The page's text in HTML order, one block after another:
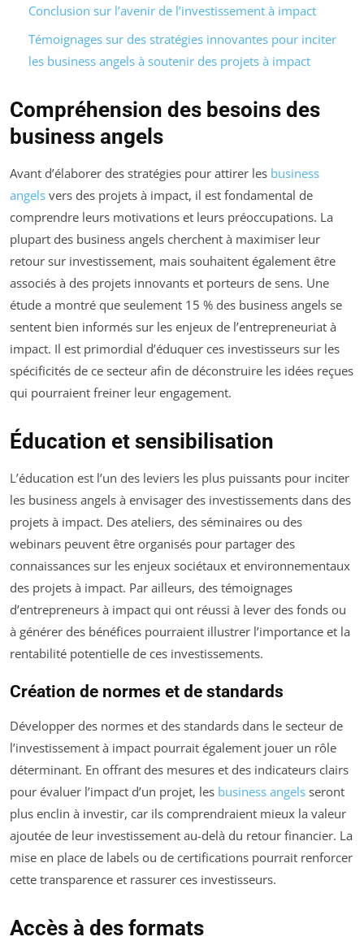
Conclusion sur l’avenir de l’investissement à impact
Témoignages sur des stratégies innovantes pour inciter
les business angels à soutenir des projets à impact
Compréhension des besoins des
business angels
Avant d’élaborer des stratégies pour attirer les business
angels vers des projets à impact, il est fondamental de
comprendre leurs motivations et leurs préoccupations. La
plupart des business angels cherchent à maximiser leur
retour sur investissement, mais souhaitent également être
associés à des projets innovants et porteurs de sens. Une
étude a montré que seulement 15 % des business angels se
sentent bien informés sur les enjeux de l’entrepreneuriat à
impact. Il est primordial d’éduquer ces investisseurs sur les
spécificités de ce secteur afin de déconstruire les idées reçues
qui pourraient freiner leur engagement.
Éducation et sensibilisation
L’éducation est l’un des leviers les plus puissants pour inciter
les business angels à envisager des investissements dans des
projets à impact. Des ateliers, des séminaires ou des
webinars peuvent être organisés pour partager des
connaissances sur les enjeux sociétaux et environnementaux
des projets à impact. Par ailleurs, des témoignages
d’entrepreneurs à impact qui ont réussi à lever des fonds ou
à générer des bénéfices pourraient illustrer l’importance et la
rentabilité potentielle de ces investissements.
Création de normes et de standards
Développer des normes et des standards dans le secteur de
l’investissement à impact pourrait également jouer un rôle
déterminant. En offrant des mesures et des indicateurs clairs
pour évaluer l’impact d’un projet, les business angels seront
plus enclin à investir, car ils comprendraient mieux la valeur
ajoutée de leur investissement au-delà du retour financier. La
mise en place de labels ou de certifications pourrait renforcer
cette transparence et rassurer ces investisseurs.
Accès à des formats